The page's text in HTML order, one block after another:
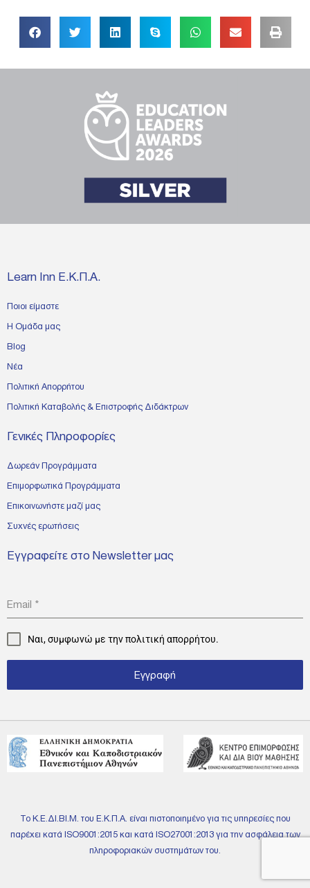
Learn Inn Ε.Κ.Π.Α.
Ποιοι είμαστε
Η Ομάδα μας
Blog
Νέα
Πολιτική Απορρήτου
Πολιτική Καταβολής & Επιστροφής Διδάκτρων
Γενικές Πληροφορίες
Δωρεάν Προγράμματα
Επιμορφωτικά Προγράμματα
Επικοινωνήστε μαζί μας
Συχνές ερωτήσεις
Εγγραφείτε στο Newsletter μας
Email *
Ναι, συμφωνώ με τηνπολιτική απορρήτου.
Εγγραφή
Το Κ.Ε.ΔΙ.ΒΙ.Μ. του Ε.Κ.Π.Α. είναι πιστοποιημένο για τις υπηρεσίες που
παρέχει κατά ISO9001:2015 και κατά ISO27001:2013 για την ασφάλεια των
πληροφοριακών συστημάτων του.